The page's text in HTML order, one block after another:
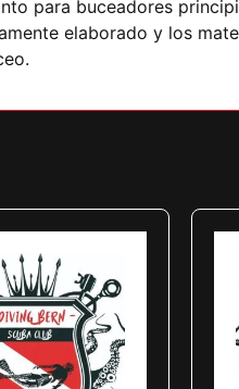
para buceadores
elaborado y los